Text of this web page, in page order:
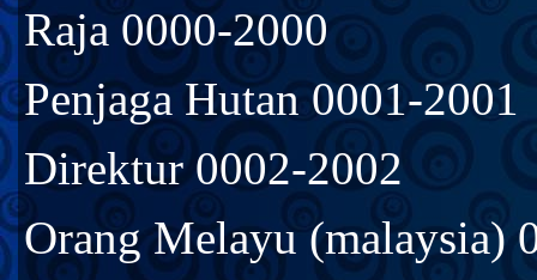
Raja 0000-2000
Penjaga Hutan 0001-2001
Direktur 0002-2002
Orang Melayu (malaysia)